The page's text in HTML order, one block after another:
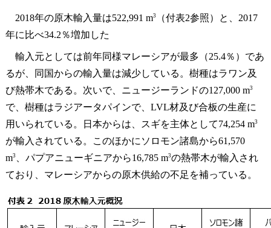
2018年の原木輸入量は522,991 m3
（付表2参照）と、2017
年に比べ34.2％増加した
輸入元としては前年同様マレーシアが最多（25.4％）であ
るが、同国からの輸入量は減少している。樹種はラワン及
び熱帯木である。次いで、ニュージーランドの127,000 m3
で、樹種はラジアータパインで、LVL材及び合板の生産に
用いられている。日本からは、スギを主体として74,254 m3
が輸入されている。このほかにソロモン諸島から61,570
m3 、パプアニューギニアから16,785 m3の熱帯木が輸入され
ており、マレーシアからの原木供給の不足を補っている。